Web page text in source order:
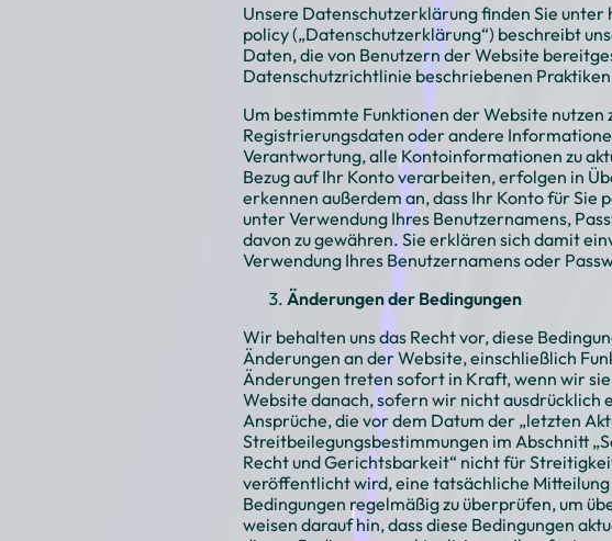
Unsere Datenschutzerklärung finden Sie unter
policy(„Datenschutzerklärung“) beschreibt
Daten, die von Benutzern der Website
Datenschutzrichtlinie beschriebenen
Um bestimmte Funktionen der Website
Registrierungsdaten oder andere
Verantwortung, alle Kontoinformationen zu
Bezug auf Ihr Konto verarbeiten, erfolgen in
erkennen außerdem an, dass Ihr Konto für
unter Verwendung Ihres Benutzernamens,
davon zu gewähren. Sie erklären sich damit
Verwendung Ihres Benutzernamens oder
Änderungen der Bedingungen
Wir behalten uns das Recht vor, diese
Änderungen an der Website, einschließlich
Änderungen treten sofort in Kraft, wenn wir
Website danach, sofern wir nicht ausdrücklich
Ansprüche, die vor dem Datum der „letzten
Streitbeilegungsbestimmungen im Abschnitt
Recht und Gerichtsbarkeit“ nicht für
veröffentlicht wird, eine tatsächliche
Bedingungen regelmäßig zu überprüfen, um
weisen darauf hin, dass diese Bedingungen